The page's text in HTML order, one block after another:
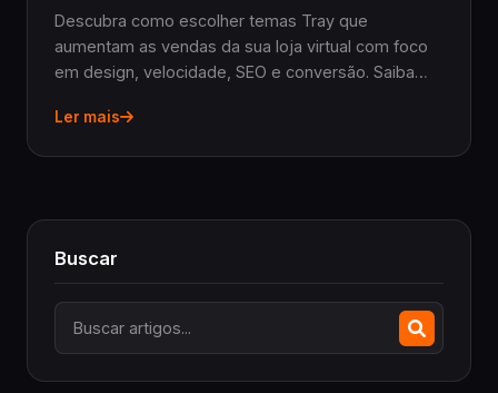
Descubra como escolher temas Tray que
aumentam as vendas da sua loja virtual com foco
em design, velocidade, SEO e conversão. Saiba
pronto ou sob medida para profissionalizar seu e-
Ler mais
Buscar